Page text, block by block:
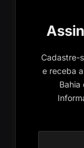
Cadastre-
e receba
Bahia